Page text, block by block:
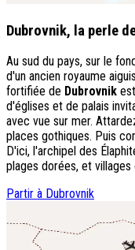
Dubrovnik, la perle
Au sud du pays, sur le
d'un ancien royaume
fortifiée de Dubrovnik
d'églises et de palais
avec vue sur mer.
places gothiques. Puis
D'ici, l'archipel des
plages dorées, et
Partir à Dubrovnik